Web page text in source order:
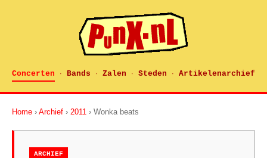
Concerten · Bands · Zalen · Steden · Artikelenarchief
Home › Archief › 2011 › Wonka beats
ARCHIEF